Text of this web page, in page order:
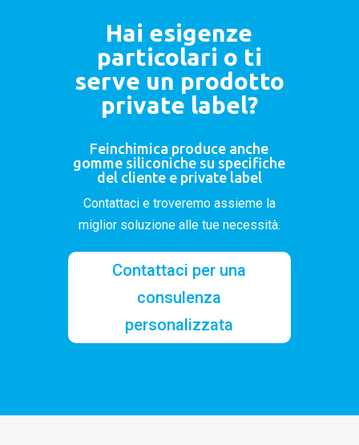
Hai esigenze
particolari o ti
serve un prodotto
private label?
Feinchimica produce anche
gomme siliconiche su specifiche
del cliente e private label
Contattaci e troveremo assieme la
miglior soluzione alle tue necessità.
Contattaci per una
consulenza
personalizzata